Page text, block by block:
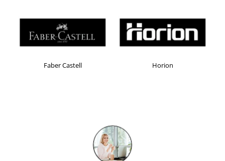
Faber Castell Horion